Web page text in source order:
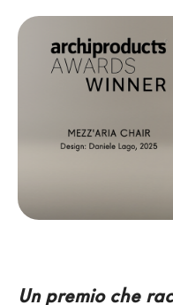
Cataloghi
Contatti
Lavora con noi
Language
Un premio che